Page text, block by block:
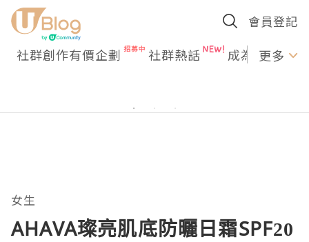
會員登記
社群創作有價企劃 社群熱話 成為U更多
女生
AHAVA璨亮肌底防曬日霜SPF20